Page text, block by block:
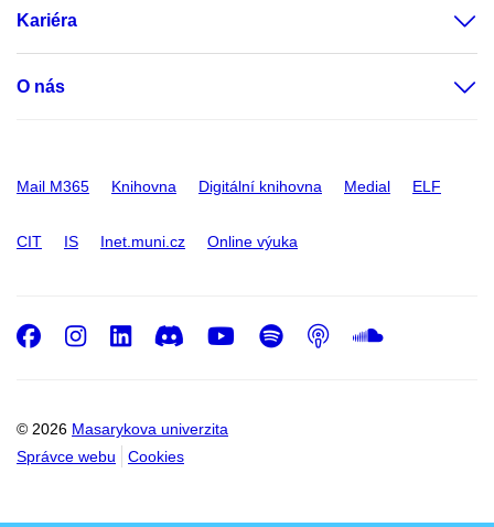
Kariéra
O nás
Mail M365 Knihovna Digitální knihovna Medial ELF
CIT IS Inet.muni.cz Online výuka
© 2026 Masarykova univerzita
Správce webu
Cookies
Facebook
Instagram
LinkedIn
DiscordYoutube
Spotify
Podcast